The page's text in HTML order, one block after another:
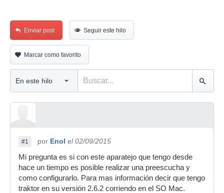
Enviar post Seguir este hilo
Marcar como favorito
#1 por Enol el 02/09/2015
Mi pregunta es si con este aparatejo que tengo desde
hace un tiempo es posible realizar una preescucha y
como configurarlo. Para mas información decir que tengo
traktor en su versión 2.6.2 corriendo en el SO Mac.